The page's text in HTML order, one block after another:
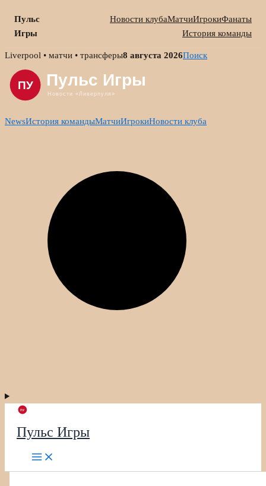
Пульс
Игры
Новости клубаМатчиИгрокиФанаты
История команды
Skip
content
Liverpool • матчи • трансферы8 августа 2026Поиск
NewsИстория командыМатчиИгрокиНовости клуба
Пульс Игры